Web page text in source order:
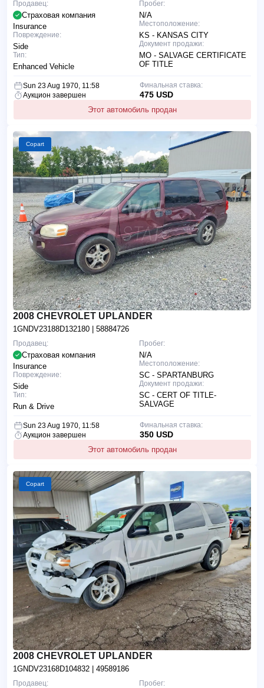
Пробег:
N/A
Местоположение:
KS - KANSAS CITY
Документ продажи:
MO - SALVAGE CERTIFICATE
OF TITLE
Продавец:
Страховая компания
Insurance
Повреждение:
Side
Тип:
Enhanced Vehicle
Sun 23 Aug 1970, 11:58
Аукцион завершен
Этот автомобиль продан
Финальная ставка:
475 USD
Copart
2008 CHEVROLET UPLANDER
1GNDV23188D132180 | 58884726
Пробег:
N/A
Местоположение:
SC - SPARTANBURG
Документ продажи:
SC - CERT OF TITLE-
SALVAGE
Продавец:
Страховая компания
Insurance
Повреждение:
Side
Тип:
Run & Drive
Sun 23 Aug 1970, 11:58
Аукцион завершен
Этот автомобиль продан
Финальная ставка:
350 USD
Copart
2008 CHEVROLET UPLANDER
1GNDV23168D104832 | 49589186
Пробег:
Продавец: